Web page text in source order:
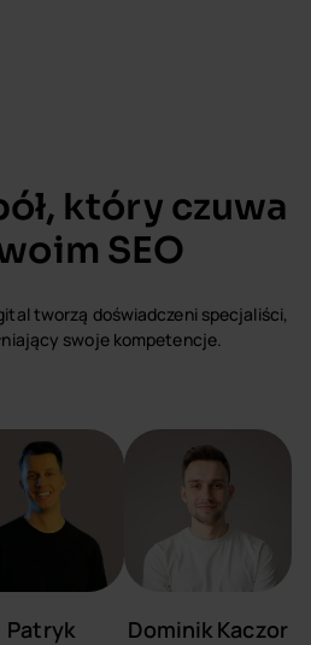
który czuwa
SEO
tworzą doświadczeni specjaliści,
swoje kompetencje.
Patryk
Dominik Kaczor